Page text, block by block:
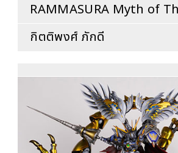
RAMMASURA Myth of
กิตติพงศ์ ภักดี